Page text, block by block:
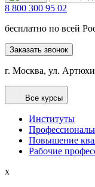
8 800 300 95 02
бесплатно по всей
Заказать звонок
г. Москва, ул.
Все курсы
Институты
Повышение
Рабочие
x